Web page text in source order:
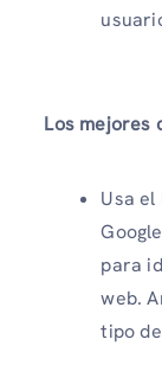
Los mejores
Usa el
para
web.
tipo